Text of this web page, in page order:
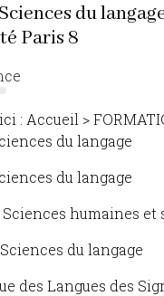
du
Paris 8
: Accueil >
du langage
du langage
humaines et
du langage
des Langues des